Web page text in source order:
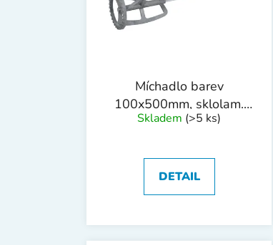
Míchadlo barev
100x500mm, sklolam.
1216
Skladem (>5 ks)
DETAIL